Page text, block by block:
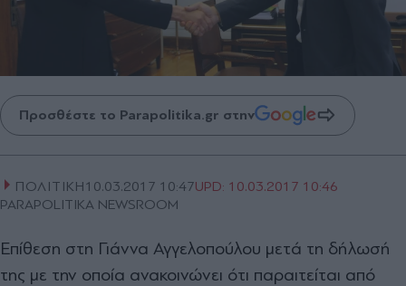
Προσθέστε το Parapolitika.gr στην
ΠΟΛΙΤΙΚΗ10.03.2017 10:47UPD: 10.03.2017 10:46
PARAPOLITIKA NEWSROOM
Επίθεση στη Γιάννα Αγγελοπούλου μετά τη δήλωσή
της με την οποία ανακοινώνει ότι παραιτείται από